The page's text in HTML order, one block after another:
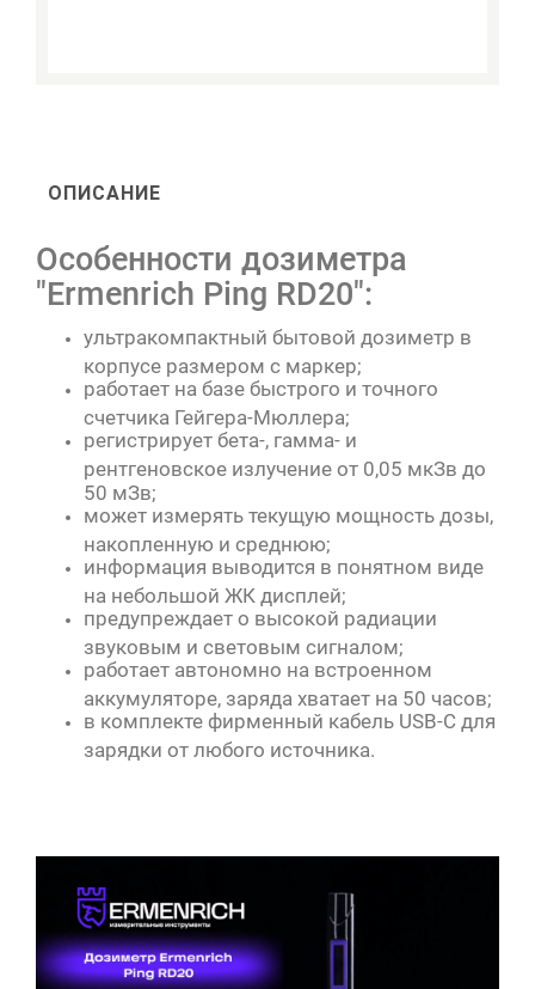
ОПИСАНИЕ
Особенности дозиметра
"Ermenrich Ping RD20":
ультракомпактный бытовой дозиметр в
корпусе размером с маркер;
работает на базе быстрого и точного
счетчика Гейгера-Мюллера;
регистрирует бета-, гамма- и
рентгеновское излучение от 0,05 мкЗв до
50 мЗв;
может измерять текущую мощность дозы,
накопленную и среднюю;
информация выводится в понятном виде
на небольшой ЖК дисплей;
предупреждает о высокой радиации
звуковым и световым сигналом;
работает автономно на встроенном
аккумуляторе, заряда хватает на 50 часов;
в комплекте фирменный кабель USB-C для
зарядки от любого источника.